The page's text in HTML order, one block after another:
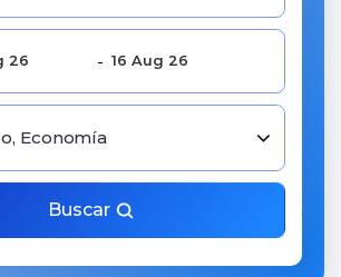
Economía
Buscar